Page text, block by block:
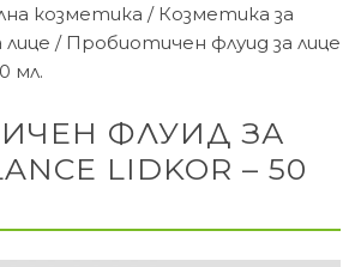
козметика / Козметика за
/ Пробиотичен флуид за лице
мл.
ФЛУИД ЗА
LIDKOR – 50